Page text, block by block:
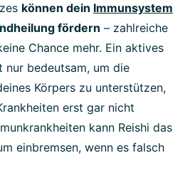
können dein Immunsystem
fördern – zahlreiche
Chance mehr. Ein aktives
nur bedeutsam, um die
Körpers zu unterstützen,
erst gar nicht
kann Reishi das
einbremsen, wenn es falsch